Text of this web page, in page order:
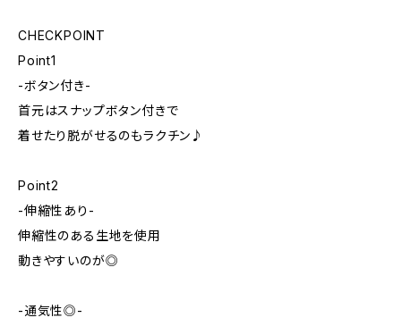
CHECKPOINT
Point1
-ボタン付き-
首元はスナップボタン付きで
着せたり脱がせるのもラクチン♪
Point2
-伸縮性あり-
伸縮性のある生地を使用
動きやすいのが◎
-通気性◎-